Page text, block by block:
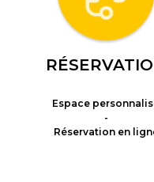
Espace
-
Réservation en